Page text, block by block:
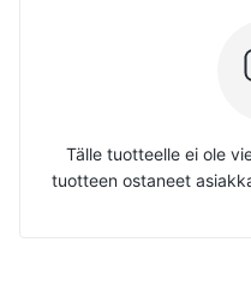
Tälle tuotteelle ei ole
tuotteen ostaneet